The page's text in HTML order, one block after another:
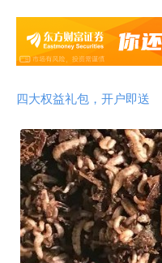
四大权益礼包，开户即送